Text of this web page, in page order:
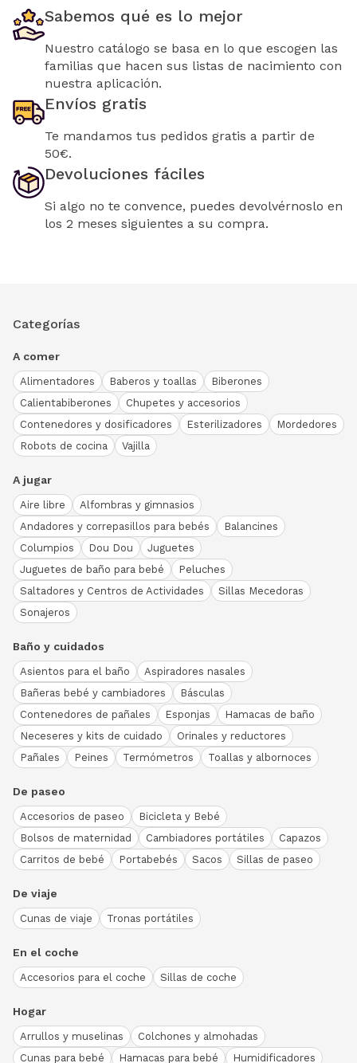
Sabemos qué es lo mejor
Nuestro catálogo se basa en lo que escogen las
familias que hacen sus listas de nacimiento con
nuestra aplicación.
Envíos gratis
Te mandamos tus pedidos gratis a partir de
50€.
Devoluciones fáciles
Si algo no te convence, puedes devolvérnoslo en
los 2 meses siguientes a su compra.
Categorías
A comer
Alimentadores Baberos y toallas
Biberones
Calientabiberones
Chupetes y accesorios
Contenedores y dosificadores
Esterilizadores
Mordedores
Robots de cocina
Vajilla
A jugar
Aire libre
Alfombras y gimnasios
Andadores y correpasillos para bebés
Balancines
Columpios
Dou Dou
Juguetes
Juguetes de baño para bebé
Peluches
Saltadores y Centros de Actividades
Sillas Mecedoras
Sonajeros
Baño y cuidados
Asientos para el baño
Aspiradores nasales
Bañeras bebé y cambiadores
Básculas
Contenedores de pañales
Esponjas
Hamacas de baño
Neceseres y kits de cuidado
Orinales y reductores
Pañales
Peines Termómetros Toallas y albornoces
De paseo
Accesorios de paseo
Bicicleta y Bebé
Bolsos de maternidad
Cambiadores portátiles
Capazos
Carritos de bebé
Portabebés Sacos Sillas de paseo
De viaje
Cunas de viaje Tronas portátiles
En el coche
Accesorios para el coche Sillas de coche
Hogar
Arrullos y muselinas
Colchones y almohadas
Cunas para bebé
Hamacas para bebé
Humidificadores